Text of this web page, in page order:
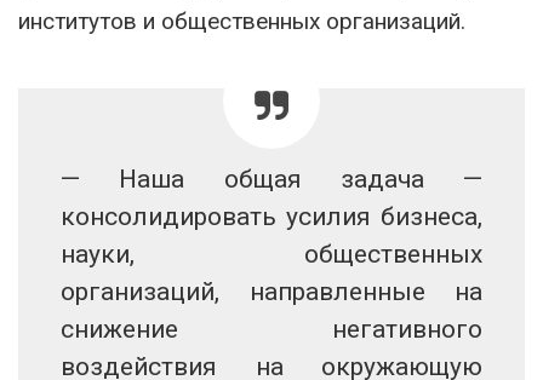
институтов и общественных организаций.
— Наша общая задача —
консолидировать усилия бизнеса,
науки, общественных
организаций, направленные на
снижение негативного
воздействия на окружающую